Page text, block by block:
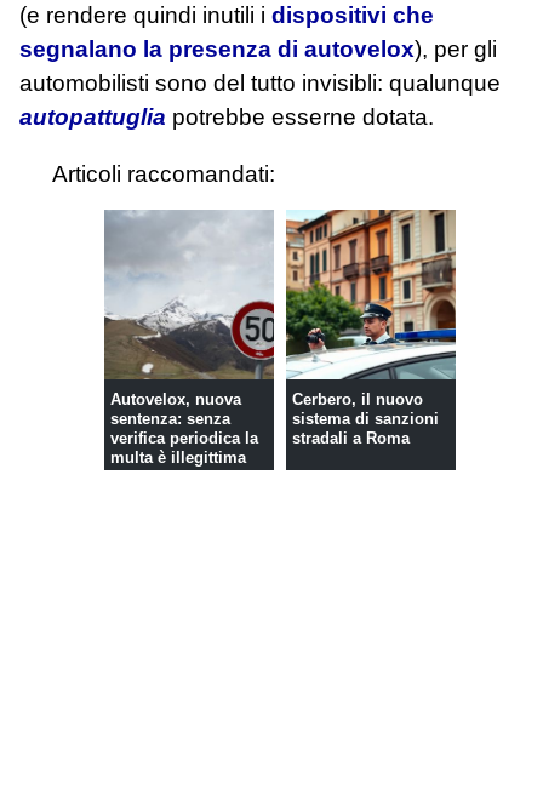
(e rendere quindi inutili i dispositivi che
segnalano la presenza di autovelox), per gli
automobilisti sono del tutto invisibli: qualunque
autopattuglia potrebbe esserne dotata.
Articoli raccomandati:
Autovelox, nuova
sentenza: senza
verifica periodica la
multa è illegittima
Cerbero, il nuovo
sistema di sanzioni
stradali a Roma